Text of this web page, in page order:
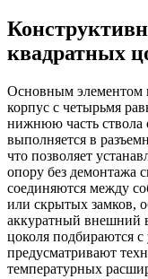
квадратных
Основным элементом
корпус с четырьмя
нижнюю часть
выполняется в
что позволяет
опору без демонтажа
соединяются между
или скрытых замков,
аккуратный внешний
цоколя подбираются
предусматривают
температурных